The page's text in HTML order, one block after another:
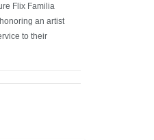
Flix Familia
an artist
to their